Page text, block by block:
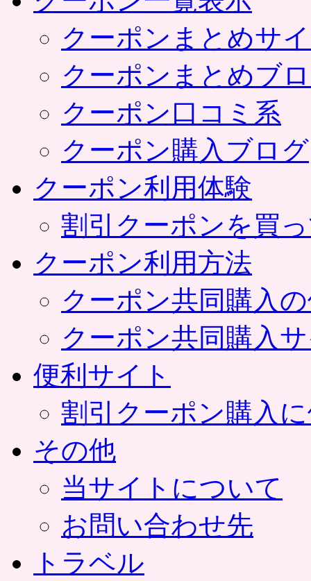
クーポンまとめサ
クーポンまとめブ
クーポン口コミ系
クーポン購入ブログ
クーポン利用体験
割引クーポンを買
クーポン利用方法
クーポン共同購入
クーポン共同購入
便利サイト
割引クーポン購入
その他
当サイトについて
お問い合わせ先
トラベル